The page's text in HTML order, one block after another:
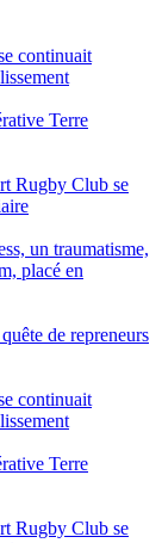
continuait
Terre
Rugby Club se
un traumatisme,
placé en
de repreneurs
continuait
Terre
Rugby Club se